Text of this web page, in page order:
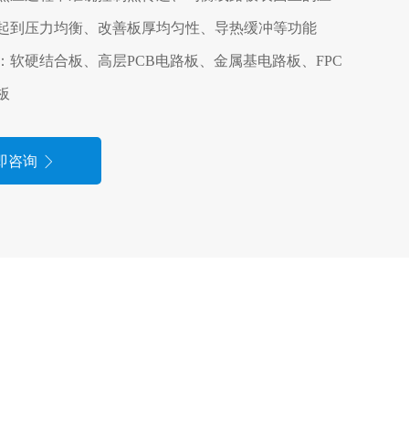
到压力均衡、改善板厚均匀性、导热缓冲等功能
软硬结合板、高层PCB电路板、金属基电路板、FPC
咨询